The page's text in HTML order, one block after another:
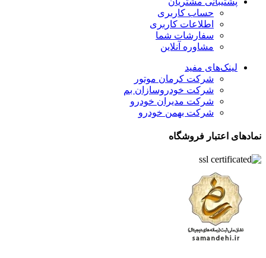
حساب کاربری
اطلاعات کاربری
سفارشات شما
مشاوره آنلاین
لینک‌های مفید
شرکت کرمان موتور
شرکت خودروسازان بم
شرکت مدیران خودرو
شرکت بهمن خودرو
نمادهای اعتبار فروشگاه